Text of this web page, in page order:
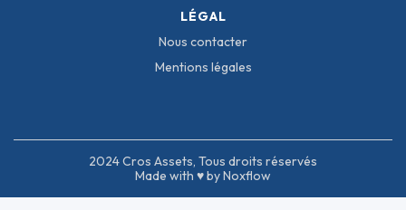
LÉGAL
Nous contacter
Mentions légales
2024 Cros Assets, Tous droits réservés
Made with ♥ by Noxflow